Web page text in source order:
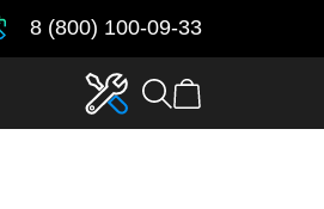
8 (800) 100-09-33